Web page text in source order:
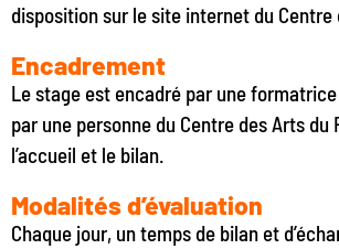
disposition sur le site internet du Centre
Encadrement
Le stage est encadré par une
par une personne du Centre des Arts du
l’accueil et le bilan.
Modalités d’évaluation
Chaque jour, un temps de bilan et